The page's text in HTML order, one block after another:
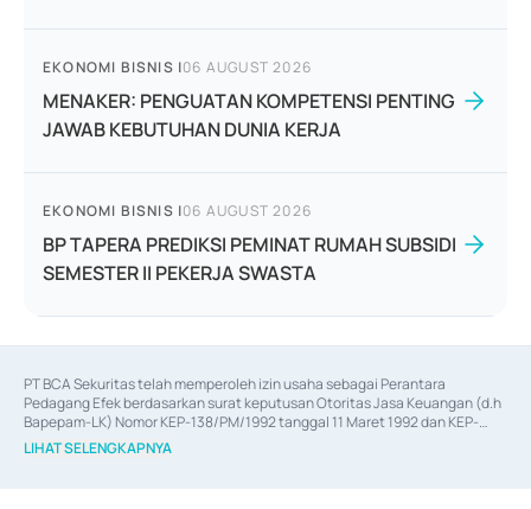
EKONOMI BISNIS |06 AUGUST 2026
MENAKER: PENGUATAN KOMPETENSI PENTING
JAWAB KEBUTUHAN DUNIA KERJA
EKONOMI BISNIS |06 AUGUST 2026
BP TAPERA PREDIKSI PEMINAT RUMAH SUBSIDI
SEMESTER II PEKERJA SWASTA
PT BCA Sekuritas telah memperoleh izin usaha sebagai Perantara
Pedagang Efek berdasarkan surat keputusan Otoritas Jasa Keuangan (d.h
Bapepam-LK) Nomor KEP-138/PM/1992 tanggal 11 Maret 1992 dan KEP-
06/D.04/2014 tanggal 28 Februari 2014, izin usaha sebagai Penjamin Emisi
Efek berdasarkan surat keputusan Otoritas Jasa Keuangan Nomor KEP-
LIHAT SELENGKAPNYA